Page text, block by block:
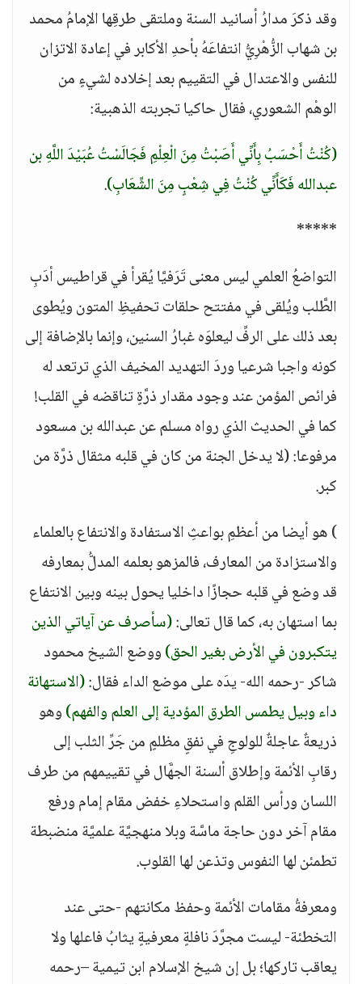
وقد ذكرَ مدارُ أسانيد السنة وملتقى طرقِها الإمامُ محمد
بن شهاب الزُّهْرِيُّ انتفاعَهُ بأحدِ الأكابر في إعادة الاتزان
للنفس والاعتدال في التقييم بعد إخلاده لشيءٍ من
الوهْم الشعوري، فقال حاكيا تجربته الذهبية:
(كُنْتُ أَحْسَبُ بِأَنِّي أَصَبْتُ مِنَ الْعِلْمِ فَجَالَسْتُ عُبَيْدَ اللَّهِ بن
عبدالله فَكَأَنِّي كُنْتُ فِي شِعْبٍ مِنَ الشِّعَابِ).
*****
التواضعُ العلمي ليس معنى تَرَفيَّا يُقرأ في قراطيس أدَبِ
الطَّلب ويُلقى في مفتتح حلقات تحفيظِ المتون ويُطوى
بعد ذلك على الرفِّ ليعلوَه غبارُ السنين، وإنما بالإضافة إلى
كونه واجبا شرعيا وردَ التهديد المخيف الذي ترتعد له
فرائص المؤمن عند وجود مقدار ذرَّةٍ تناقضه في القلب!
كما في الحديث الذي رواه مسلم عن عبدالله بن مسعود
مرفوعا: (لا يدخل الجنة من كان في قلبه مثقال ذرَّة من
كبر.
) هو أيضا من أعظمِ بواعثِ الاستفادة والانتفاع بالعلماء
والاستزادة من المعارف، فالمزهو بعلمه المدلُّ بمعارفه
قد وضع في قلبه حجازًا داخليا يحول بينه وبين الانتفاع
بما استهان به، كما قال تعالى:(سأصرف عن آياتي الذين
يتكبرون في الأرض بغير الحق)ووضع الشيخ محمود
شاكر -رحمه الله- يدَه على موضع الداء فقال:(الاستهانة
داء وبيل يطمس الطرق المؤدية إلى العلم والفهم)وهو
ذريعةٌ عاجلةٌ للولوجِ في نفقٍ مظلمٍ من جَرِّ الثلب إلى
رقابِ الأئمة وإطلاق ألسنة الجهَّال في تقييمهم من طرف
اللسان ورأس القلم واستحلاءِ خفض مقام إمام ورفع
مقام آخر دون حاجة ماسَّة وبلا منهجيَّة علميَّة منضبطة
تطمئن لها النفوس وتذعن لها القلوب.
ومعرفةُ مقامات الأئمة وحفظ مكانتهم -حتى عند
التخطئة- ليست مجرَّدَ نافلةٍ معرفيةٍ يثابُ فاعلها ولا
يعاقب تاركها؛ بل إن شيخ الإسلام ابن تيمية –رحمه